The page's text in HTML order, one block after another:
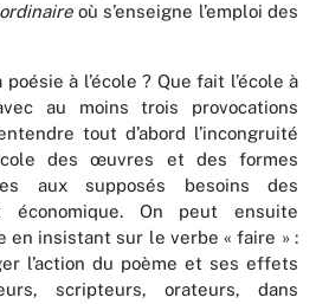
ordinaire où s’enseigne l’emploi des
à l’école ? Que fait l’école à
au moins trois provocations
tout d’abord l’incongruité
des œuvres et des formes
aux supposés besoins des
économique. On peut ensuite
insistant sur le verbe « faire » :
l’action du poème et ses effets
scripteurs, orateurs, dans